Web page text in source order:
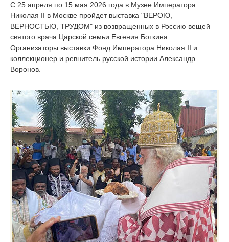
С 25 апреля по 15 мая 2026 года в Музее Императора
Николая II в Москве пройдет выставка "ВЕРОЮ,
ВЕРНОСТЬЮ, ТРУДОМ" из возвращенных в Россию вещей
святого врача Царской семьи Евгения Боткина.
Организаторы выставки Фонд Императора Николая II и
коллекционер и ревнитель русской истории Александр
Воронов.